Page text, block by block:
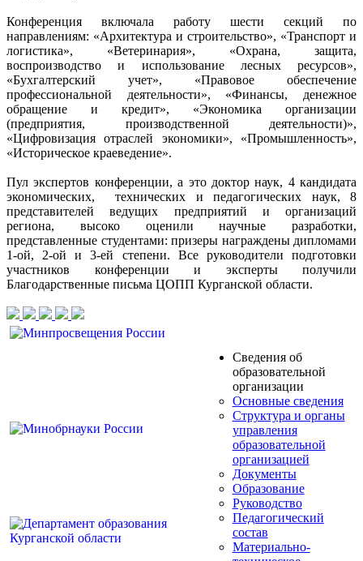
Конференция включала работу шести секций по
направлениям: «Архитектура и строительство», «Транспорт и
логистика», «Ветеринария», «Охрана, защита,
воспроизводство и использование лесных ресурсов»,
«Бухгалтерский учет», «Правовое обеспечение
профессиональной деятельности», «Финансы, денежное
обращение и кредит», «Экономика организации
(предприятия, производственной деятельности)»,
«Цифровизация отраслей экономики», «Промышленность»,
«Историческое краеведение».
Пул экспертов конференции, а это доктор наук, 4 кандидата
экономических, технических и педагогических наук, 8
представителей ведущих предприятий и организаций
региона, высоко оценили научные разработки,
представленные студентами: призеры награждены дипломами
1-ой, 2-ой и 3-ей степени. Все руководители подготовки
участников конференции и эксперты получили
Благодарственные письма ЦОПП Курганской области.
Сведения об
образовательной
организации
Основные сведения
Структура и органы
управления
образовательной
организацией
Документы
Образование
Руководство
Педагогический
состав
Материально-